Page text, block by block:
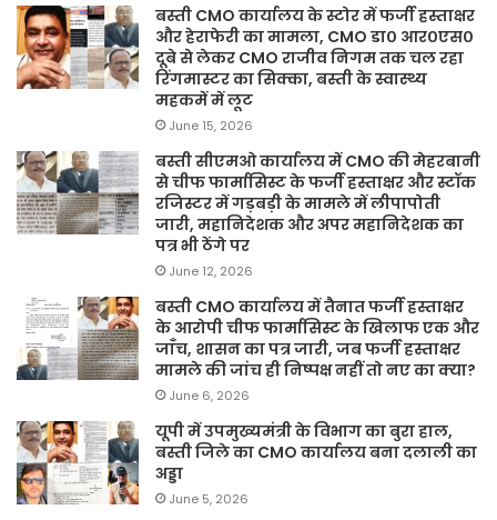
बस्ती CMO कार्यालय के स्टोर में फर्जी हस्ताक्षर
और हेराफेरी का मामला, CMO डा० आर०एस०
दूबे से लेकर CMO राजीव निगम तक चल रहा
रिंगमास्टर का सिक्का, बस्ती के स्वास्थ्य
महकमें में लूट
June 15, 2026
बस्ती सीएमओ कार्यालय में CMO की मेहरबानी
से चीफ फार्मासिस्ट के फर्जी हस्ताक्षर और स्टॉक
रजिस्टर में गड़बड़ी के मामले में लीपापोती
जारी, महानिदेशक और अपर महानिदेशक का
पत्र भी ठेंगे पर
June 12, 2026
बस्ती CMO कार्यालय में तैनात फर्जी हस्ताक्षर
के आरोपी चीफ फार्मासिस्ट के खिलाफ एक और
जाँच, शासन का पत्र जारी, जब फर्जी हस्ताक्षर
मामले की जांच ही निष्पक्ष नहीं तो नए का क्या?
June 6, 2026
यूपी में उपमुख्यमंत्री के विभाग का बुरा हाल,
बस्ती जिले का CMO कार्यालय बना दलाली का
अड्डा
June 5, 2026